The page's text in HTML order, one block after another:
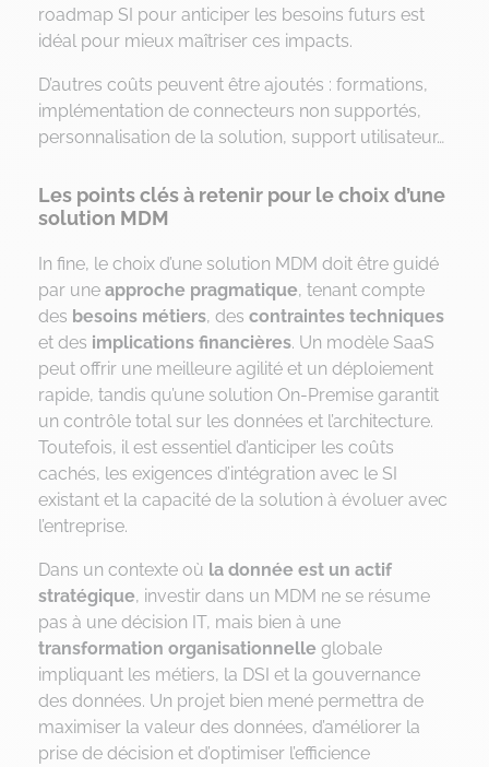
roadmap SI pour anticiper les besoins futurs est
idéal pour mieux maîtriser ces impacts.
D’autres coûts peuvent être ajoutés : formations,
implémentation de connecteurs non supportés,
personnalisation de la solution, support utilisateur…
Les points clés à retenir pour le choix d’une
solution MDM
In fine, le choix d’une solution MDM doit être guidé
par une approche pragmatique, tenant compte
des besoins métiers, des contraintes techniques
et des implications financières. Un modèle SaaS
peut offrir une meilleure agilité et un déploiement
rapide, tandis qu’une solution On-Premise garantit
un contrôle total sur les données et l’architecture.
Toutefois, il est essentiel d’anticiper les coûts
cachés, les exigences d’intégration avec le SI
existant et la capacité de la solution à évoluer avec
l’entreprise.
Dans un contexte où la donnée est un actif
stratégique, investir dans un MDM ne se résume
pas à une décision IT, mais bien à une
transformation organisationnelle globale
impliquant les métiers, la DSI et la gouvernance
des données. Un projet bien mené permettra de
maximiser la valeur des données, d’améliorer la
prise de décision et d’optimiser l’efficience